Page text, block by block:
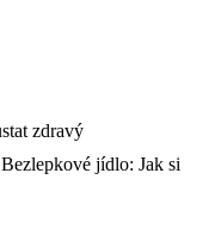
Bezlepkové jídlo: Jak si